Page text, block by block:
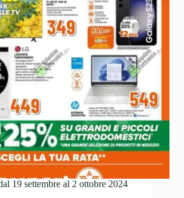
19 settembre al 2 ottobre 2024